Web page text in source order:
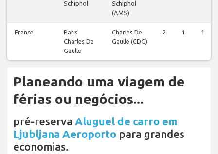
Schiphol
Schiphol
(AMS)
France
Paris
Charles De
Gaulle
Charles De
Gaulle (CDG)
2 1 1
Planeando uma viagem de
férias ou negócios...
pré-reserva Aluguel de carro em
Ljubljana Aeroporto para grandes
economias.